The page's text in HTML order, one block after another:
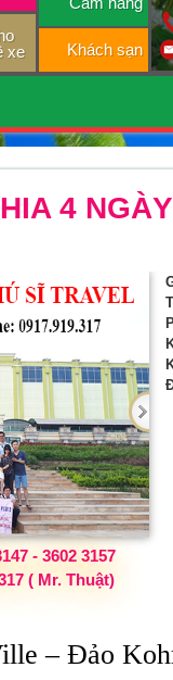
xe
Khách sạn
4
- 3602 3157
( Mr. Thuật)
– Đảo